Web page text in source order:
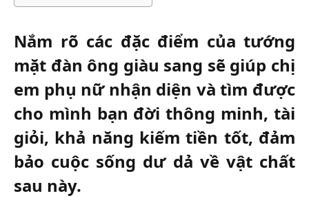
Nắm rõ các đặc điểm của tướng
mặt đàn ông giàu sang sẽ giúp chị
em phụ nữ nhận diện và tìm được
cho mình bạn đời thông minh, tài
giỏi, khả năng kiếm tiền tốt, đảm
bảo cuộc sống dư dả về vật chất
sau này.